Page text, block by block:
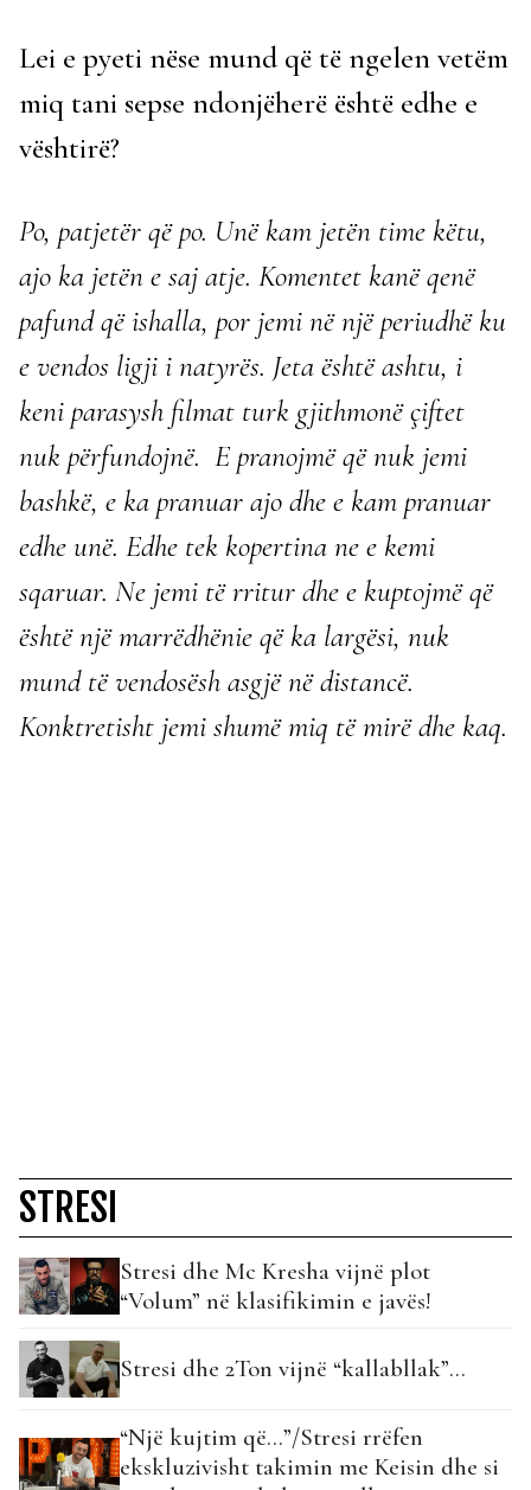
Lei e pyeti nëse mund që të ngelen vetëm
miq tani sepse ndonjëherë është edhe e
vështirë?
Po, patjetër që po. Unë kam jetën time këtu,
ajo ka jetën e saj atje. Komentet kanë qenë
pafund që ishalla, por jemi në një periudhë ku
e vendos ligji i natyrës. Jeta është ashtu, i
keni parasysh filmat turk gjithmonë çiftet
nuk përfundojnë. E pranojmë që nuk jemi
bashkë, e ka pranuar ajo dhe e kam pranuar
edhe unë. Edhe tek kopertina ne e kemi
sqaruar. Ne jemi të rritur dhe e kuptojmë që
është një marrëdhënie që ka largësi, nuk
mund të vendosësh asgjë në distancë.
Konktretisht jemi shumë miq të mirë dhe kaq.
STRESI
Stresi dhe Mc Kresha vijnë plot
“Volum” në klasifikimin e javës!
Stresi dhe 2Ton vijnë “kallabllak”…
“Një kujtim që…”/Stresi rrëfen
ekskluzivisht takimin me Keisin dhe si